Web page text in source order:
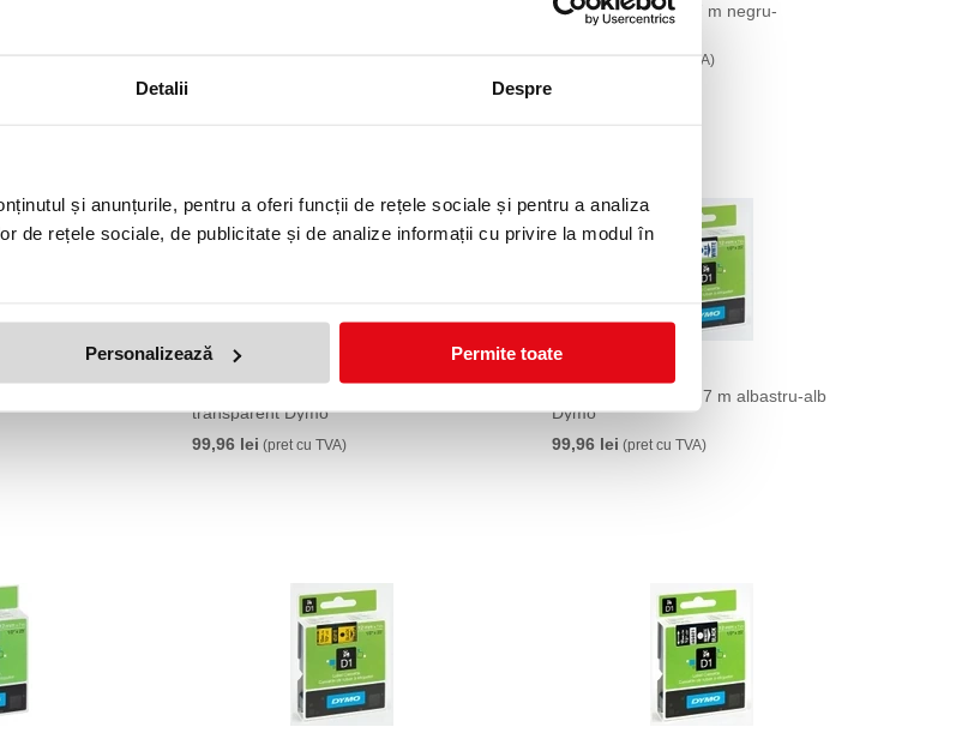
Detalii Despre
și anunțurile, pentru a oferi funcții de rețele sociale și pentru a analiza
de rețele sociale, de publicitate și de analize informații cu privire la modul în
Personalizează Permite toate
Banda D1 9 mm x 7 m negru-
transparent Dymo
(pret cu TVA)
transparent Dymo
99,96 lei (pret cu TVA)
Banda D1 12 mm x 7 m albastru-alb
Dymo
99,96 lei (pret cu TVA)